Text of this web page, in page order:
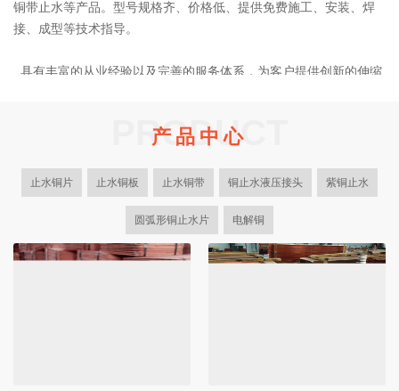
铜带止水等产品。型号规格齐、价格低、提供免费施工、安装、焊
接、成型等技术指导。
具有丰富的从业经验以及完善的服务体系，为客户提供创新的伸缩
格齐全，适合不同客户的需求，以及止水铜片成型机的设计与制
造。
PRODUCT
产品中心
止水铜片 止水铜板 止水铜带 铜止水液压接头 紫铜止水
圆弧形铜止水片 电解铜